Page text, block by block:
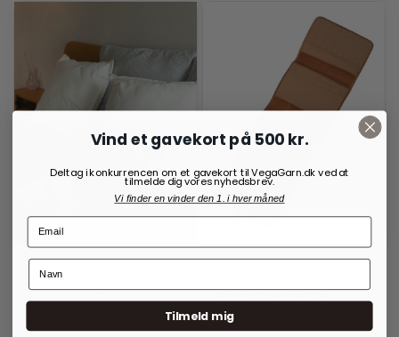
RE:DESIGNED
Project 2 Crossover Walnut
Project 14 Burned Tan
699,00
Vind et gavekort på 500 kr.
Deltag i konkurrencen om et gavekort til VegaGarn.dk ved at
tilmelde dig vores nyhedsbrev.
Vi finder en vinder den 1. i hver måned
Tilmeld mig